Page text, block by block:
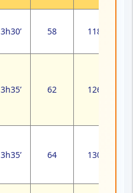
3h30’ 58 118
3h35’ 62 126
3h35’ 64 130